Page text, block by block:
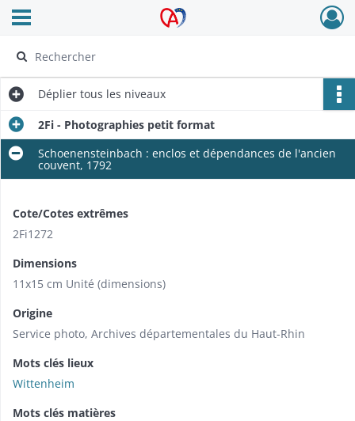
Archives Alsace - Colmar
Ouvrir le menu déroulant
Déplier tous les niveaux
2Fi - Photographies petit format
Schoenensteinbach : enclos et dépendances de l'ancien
couvent, 1792
Cote/Cotes extrêmes
2Fi1272
Dimensions
11x15 cm Unité (dimensions)
Origine
Service photo, Archives départementales du Haut-Rhin
Mots clés lieux
Wittenheim
Mots clés matières